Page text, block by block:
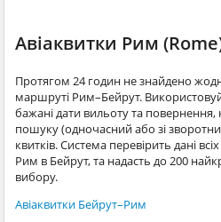
Авіаквитки Рим
Протягом 24 годин не знайдено
маршруті Рим–Бейрут.
бажані дати вильоту та повернення,
пошуку (одночасний або зі
квитків. Система перевірить дані
Рим в Бейрут, та надасть до 200
вибору.
Авіаквитки Бейрут–Рим